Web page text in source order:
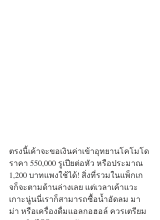
ตรงนี้เค้าจะขอเงินค่าเข้าอุทยานโคโมโด
ราคา 550,000 รูเปียต่อหัว หรือประมาณ
1,200 บาทแพงใช้ได้! สิ่งที่รวมในแพ็กเก
จก็จะตามด้านล่างเลย แต่เวลาเค้าแวะ
เกาะนู่นนี่เราก็สามารถซื้อน้ำอัดลม มา
ม่า​ หรือเครื่องดื่มแอลกอฮอล์ ควรเตรียม